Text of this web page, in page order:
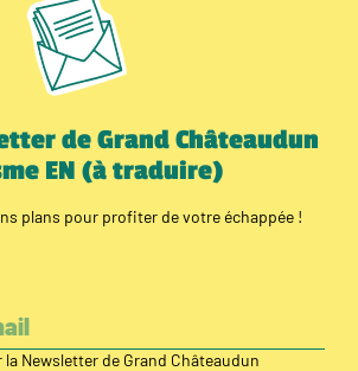
de Grand Châteaudun
EN (à traduire)
plans pour profiter de votre échappée !
la Newsletter de Grand Châteaudun